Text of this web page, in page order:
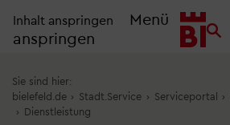
Inhalt anspringen
Menü
anspringen
Sie sind hier:
bielefeld.de › Stadt.Service › Serviceportal ›
› Dienstleistung